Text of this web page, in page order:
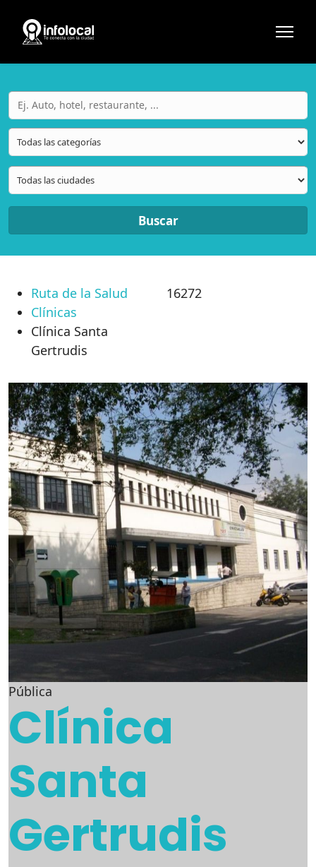
Buscar
Ruta de la Salud
Clínicas
Clínica Santa
Gertrudis
16272
Pública
Clínica
Santa
Gertrudis